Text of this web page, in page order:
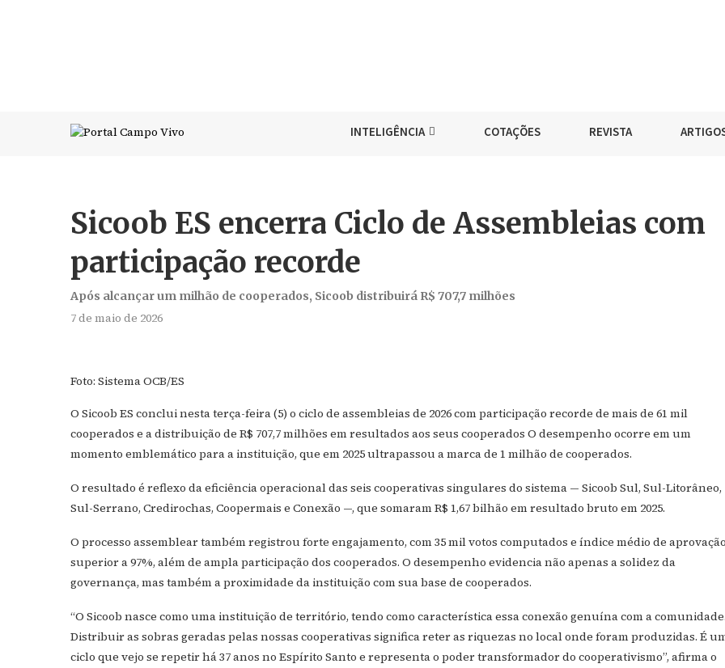
INTELIGÊNCIA COTAÇÕES REVISTA
Sicoob ES encerra Ciclo de Assembleias com
participação recorde
Após alcançar um milhão de cooperados, Sicoob distribuirá R$ 707,7 milhões
7 de maio de 2026
Foto: Sistema OCB/ES
O Sicoob ES conclui nesta terça-feira (5) o ciclo de assembleias de 2026 com participação recorde de mais de 61 mil
cooperados e a distribuição de R$ 707,7 milhões em resultados aos seus cooperados O desempenho ocorre em um
momento emblemático para a instituição, que em 2025 ultrapassou a marca de 1 milhão de cooperados.
O resultado é reflexo da eficiência operacional das seis cooperativas singulares do sistema — Sicoob Sul, Sul-Litorâneo,
Sul-Serrano, Credirochas, Coopermais e Conexão —, que somaram R$ 1,67 bilhão em resultado bruto em 2025.
O processo assemblear também registrou forte engajamento, com 35 mil votos computados e índice médio de
superior a 97%, além de ampla participação dos cooperados. O desempenho evidencia não apenas a solidez da
governança, mas também a proximidade da instituição com sua base de cooperados.
“O Sicoob nasce como uma instituição de território, tendo como característica essa conexão genuína com a
Distribuir as sobras geradas pelas nossas cooperativas significa reter as riquezas no local onde foram produzidas. É
ciclo que vejo se repetir há 37 anos no Espírito Santo e representa o poder transformador do cooperativismo”, afirma o